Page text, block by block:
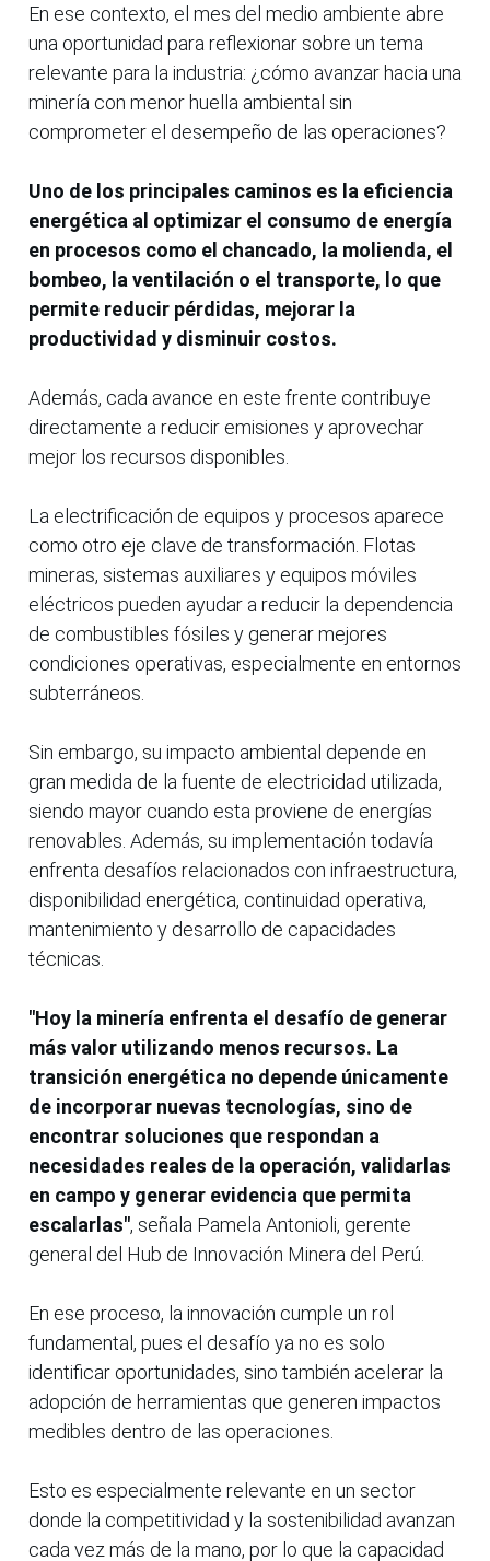
En ese contexto, el mes del medio ambiente abre
una oportunidad para reflexionar sobre un tema
relevante para la industria: ¿cómo avanzar hacia una
minería con menor huella ambiental sin
comprometer el desempeño de las operaciones?
Uno de los principales caminos es la eficiencia
energética al optimizar el consumo de energía
en procesos como el chancado, la molienda, el
bombeo, la ventilación o el transporte, lo que
permite reducir pérdidas, mejorar la
productividad y disminuir costos.
Además, cada avance en este frente contribuye
directamente a reducir emisiones y aprovechar
mejor los recursos disponibles.
La electrificación de equipos y procesos aparece
como otro eje clave de transformación. Flotas
mineras, sistemas auxiliares y equipos móviles
eléctricos pueden ayudar a reducir la dependencia
de combustibles fósiles y generar mejores
condiciones operativas, especialmente en entornos
subterráneos.
Sin embargo, su impacto ambiental depende en
gran medida de la fuente de electricidad utilizada,
siendo mayor cuando esta proviene de energías
renovables. Además, su implementación todavía
enfrenta desafíos relacionados con infraestructura,
disponibilidad energética, continuidad operativa,
mantenimiento y desarrollo de capacidades
técnicas.
"Hoy la minería enfrenta el desafío de generar
más valor utilizando menos recursos. La
transición energética no depende únicamente
de incorporar nuevas tecnologías, sino de
encontrar soluciones que respondan a
necesidades reales de la operación, validarlas
en campo y generar evidencia que permita
escalarlas", señala Pamela Antonioli, gerente
general del Hub de Innovación Minera del Perú.
En ese proceso, la innovación cumple un rol
fundamental, pues el desafío ya no es solo
identificar oportunidades, sino también acelerar la
adopción de herramientas que generen impactos
medibles dentro de las operaciones.
Esto es especialmente relevante en un sector
donde la competitividad y la sostenibilidad avanzan
cada vez más de la mano, por lo que la capacidad